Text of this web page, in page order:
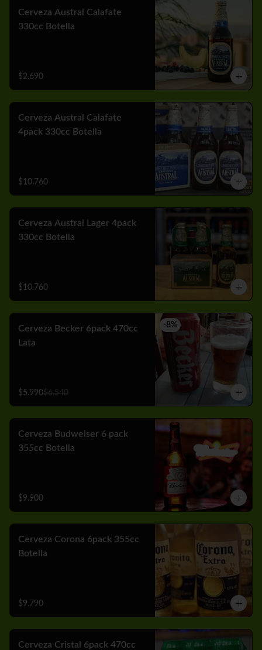
Cerveza Austral Calafate
330cc Botella
$2.690
Cerveza Austral Calafate
4pack 330cc Botella
$10.760
Cerveza Austral Lager 4pack
330cc Botella
$10.760
-8%
Cerveza Becker 6pack 470cc
Lata
$5.990$6.540
Cerveza Budweiser 6 pack
355cc Botella
$9.900
Cerveza Corona 6pack 355cc
Botella
$9.790
Cerveza Cristal 6pack 470cc